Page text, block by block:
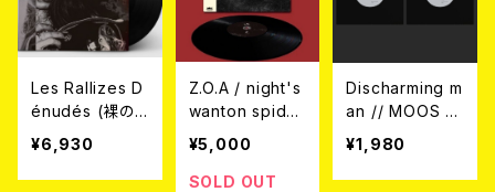
Les Rallizes D
énudés (裸の
ラリーズ) / 拾得
Jittoku ’76 2L
P
¥6,930
Z.O.A / night's
wanton spider
LP
¥5,000
SOLD OUT
Discharming m
an // MOOS /
Discharming m
an / MOOS spl
it 7EP / mp3フ
¥1,980